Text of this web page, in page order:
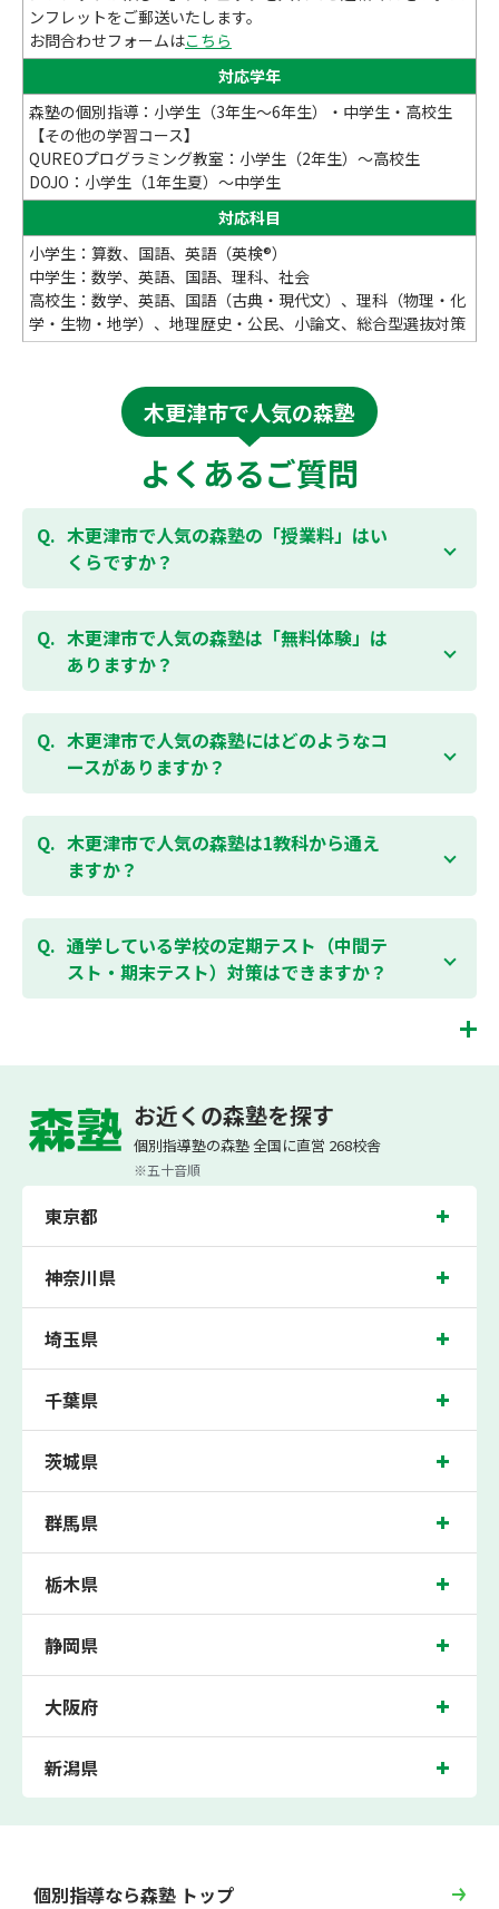
ンフレットをご郵送いたします。
お問合わせフォームはこちら
対応学年
森塾の個別指導：小学生（3年生～6年生）・中学生・高校生
【その他の学習コース】
QUREOプログラミング教室：小学生（2年生）～高校生
DOJO：小学生（1年生夏）～中学生
対応科目
小学生：算数、国語、英語（英検®）
中学生：数学、英語、国語、理科、社会
高校生：数学、英語、国語（古典・現代文）、理科（物理・化
学・生物・地学）、地理歴史・公民、小論文、総合型選抜対策
木更津市で人気の森塾
よくあるご質問
木更津市で人気の森塾の「授業料」はい
くらですか？
お子様の学年やご状況、校舎によって変わります。森
塾の授業料は こちらのページよりお問合わせくださ
い。自動返信メールで【すぐ】にご確認いただけま
す。
木更津市で人気の森塾は「無料体験」は
ありますか？
通常期には最大1ヶ月の無料体験を受付しておりま
す。また、春休み、夏休み、冬休みの講習では「4日
間～5日間の無料体験」授業を受けていただくことが
可能です。個別指導塾 森塾の無料体験については
木更津市で人気の森塾にはどのようなコ
ースがありますか？
個別指導塾 森塾では、小学生・中学生・高校生のコー
スがあり、それぞれ学校のテストの点数アップを目的
としたコースとなっております。その他、小学生用の
英検®対策や、基礎学力を身につけるDOJOなど、オプ
お問合わせください。
お問合わせはこちら
木更津市で人気の森塾は1教科から通え
ますか？
はい、1教科、週1日から受講いただけます。自分から
勉強できる習慣をつけるために最初は1から2教科での
受講をおすすめしております。まずはお気軽にご相談
ください。
通学している学校の定期テスト（中間テ
スト・期末テスト）対策はできますか？
す。森塾では、テスト直前に自分の予定にあわせて、
ちろん、普段習っていない科目（理科・社会など）も
可能です。 普段忙しくてなかなか手が回らない科目
も、テスト前に集中して対策できると好評です。
森塾は、（株）スプリックスが運営する「先生１人に生徒２人まで」で「保護者の
方にも安心の授業料」の塾・個別指導塾です。
小学生は3科目（算数・英語・国語）[個別]とDOJO[集団]、中学生は5科目（数
学・英語・国語・理科・社会）、高校生は7科目（数学・英語・国語[古典・現代
間・期末テストで、必ず1回以上『60点未満でご入塾の場合、受講科目が1科目で
+20点以上。60点以上でご入塾の場合、その科目が80点以上』になることを保証し
ます。もし以上の基準を超えて学校成績が上がらなければ、3学期目の対象科目授
千葉県木更津市の保護者の方や生徒さんにクチコミで絶大な評価をいただいている
個別指導塾で今なら無料体験受付中です！
お近くの森塾を探す
個別指導塾の森塾 全国に直営 268校舎
※五十音順
東京都
神奈川県
埼玉県
千葉県
茨城県
群馬県
栃木県
静岡県
大阪府
新潟県
個別指導なら森塾 トップ